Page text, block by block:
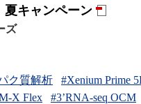
夏キャンペーン
ズ
ク質解析 #Xenium Prime
X Flex #3’RNA-seq OCM